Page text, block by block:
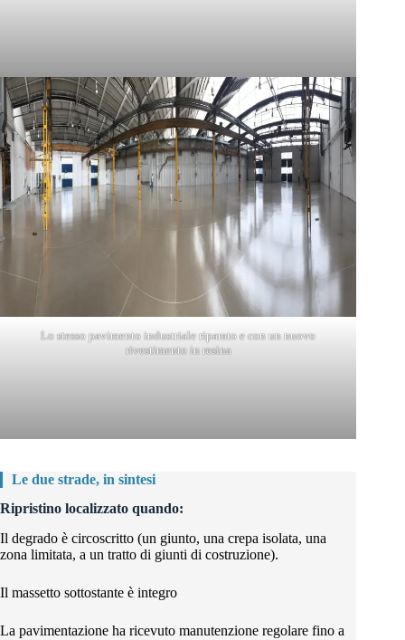
Lo stesso pavimento industriale riparato e con un nuovo
rivestimento in resina
Le due strade, in sintesi
Ripristino localizzato quando:
Il degrado è circoscritto (un giunto, una crepa isolata, una
zona limitata, a un tratto di giunti di costruzione).
Il massetto sottostante è integro
La pavimentazione ha ricevuto manutenzione regolare fino a